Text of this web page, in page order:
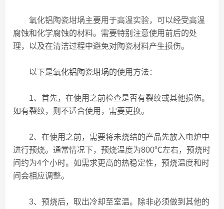
氧化铝陶瓷坩埚主要用于高温实验，可以经受高温
腐蚀和化学腐蚀的材料。需要特别注意使用前后的处
理，以及在清洁过程中避免对陶瓷材料产生损伤。
以下是氧化铝陶瓷坩埚的使用方法：
1、首先，在使用之前检查是否有裂纹或其他损伤。
如有裂纹，则不适合使用，需要更换。
2、在使用之前，需要将未烧结的产品先放入电炉中
进行预烧。通常情况下，预烧温度为800℃左右，预烧时
间约为4个小时。如需求更高的热稳定性，预烧温度和时
间会相应调整。
3、预烧后，取出冷却至室温。除非必须做到其他的